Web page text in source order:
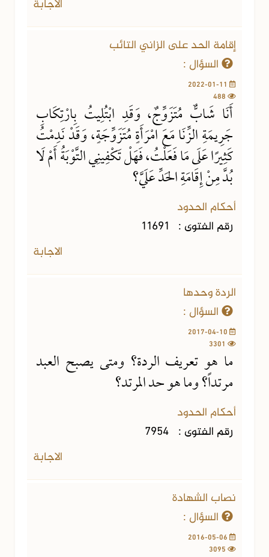
الاجابة
إقامة الحد على الزاني التائب
السؤال :
أَنَا شَابٌّ مُتَزَوِّجٌ، وَقَدِ ابْتُلِيتُ بِارْتِكَابِ
جَرِيمَةِ الزِّنَا مَعَ امْرَأَةٍ مُتَزَوِّجَةٍ، وَقَدْ نَدِمْتُ
كَثِيرًا عَلَى مَا فَعَلْتُ، فَهَلْ تَكْفِينِي التَّوْبَةُ أَمْ لَا
بُدَّ مِنْ إِقَامَةِ الحَدِّ عَلَيَّ؟
أحكام الحدود
رقم الفتوى : 11691
الاجابة
الردة وحدها
السؤال :
ما هو تعريف الردة؟ ومتى يصبح العبد
مرتداً؟ وما هو حد المرتد؟
أحكام الحدود
رقم الفتوى : 7954
الاجابة
نصاب الشهادة
السؤال :